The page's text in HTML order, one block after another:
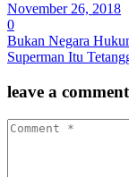
November 26, 2018
0
Bukan Negara
Superman Itu
leave a comment